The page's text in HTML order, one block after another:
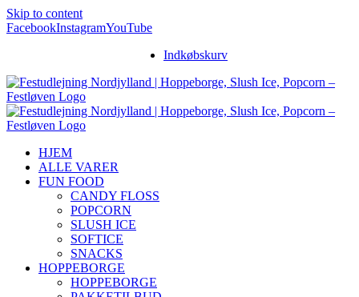
Skip to content
FacebookInstagramYouTube
Indkøbskurv
HJEM
ALLE VARER
FUN FOOD
CANDY FLOSS
POPCORN
SLUSH ICE
SOFTICE
SNACKS
HOPPEBORGE
HOPPEBORGE